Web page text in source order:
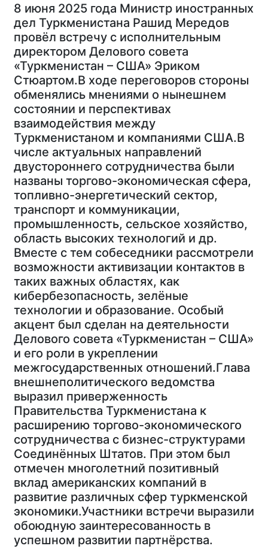
8 июня 2025 года Министр иностранных
дел Туркменистана Рашид Мередов
провёл встречу с исполнительным
директором Делового совета
«Туркменистан – США» Эриком
Стюартом.В ходе переговоров стороны
обменялись мнениями о нынешнем
состоянии и перспективах
взаимодействия между
Туркменистаном и компаниями США.В
числе актуальных направлений
двустороннего сотрудничества были
названы торгово-экономическая сфера,
топливно-энергетический сектор,
транспорт и коммуникации,
промышленность, сельское хозяйство,
область высоких технологий и др.
Вместе с тем собеседники рассмотрели
возможности активизации контактов в
таких важных областях, как
кибербезопасность, зелёные
технологии и образование. Особый
акцент был сделан на деятельности
Делового совета «Туркменистан – США»
и его роли в укреплении
межгосударственных отношений.Глава
внешнеполитического ведомства
выразил приверженность
Правительства Туркменистана к
расширению торгово-экономического
сотрудничества с бизнес-структурами
Соединённых Штатов. При этом был
отмечен многолетний позитивный
вклад американских компаний в
развитие различных сфер туркменской
экономики.Участники встречи выразили
обоюдную заинтересованность в
успешном развитии партнёрства.